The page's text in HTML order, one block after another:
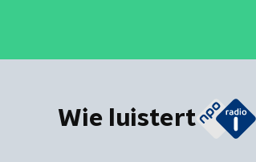
Wie luistert